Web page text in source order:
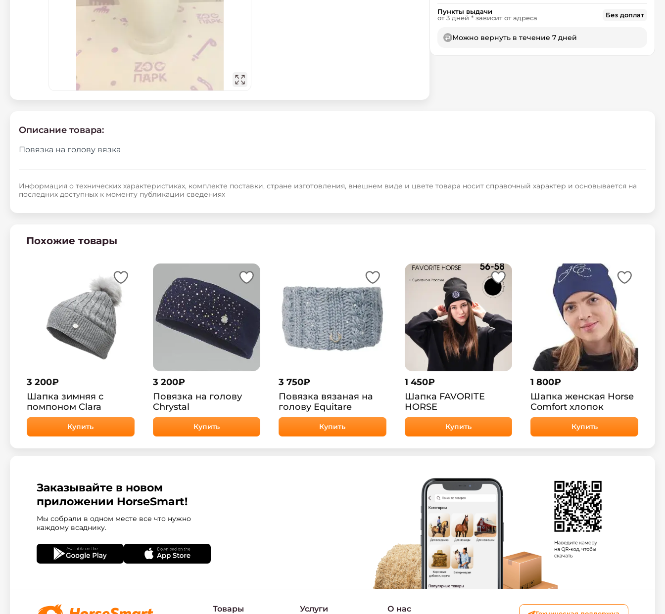
Пункты выдачи
от 3 дней * зависит от адреса
Без доплат
Можно вернуть в течение 7 дней
Описание товара:
Повязка на голову вязка
Информация о технических характеристиках, комплекте поставки, стране изготовления, внешнем виде и цвете товара носит справочный характер и основывается на
последних доступных к моменту публикации сведениях
Похожие товары
3 200₽
Шапка зимняя с
помпоном Clara
Купить
3 200₽
Повязка на голову
Chrystal
Купить
3 750₽
Повязка вязаная на
голову Equitare
Купить
1 450₽
Шапка FAVORITE
HORSE
Купить
1 800₽
Шапка женская Horse
Comfort хлопок
Купить
Заказывайте в новом
приложении HorseSmart!
Мы собрали в одном месте все что нужно
каждому всаднику.
Товары Услуги О нас